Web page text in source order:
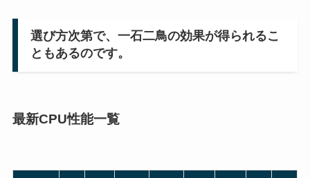
選び方次第で、一石二鳥の効果が得られるこ
ともあるのです。
最新CPU性能一覧